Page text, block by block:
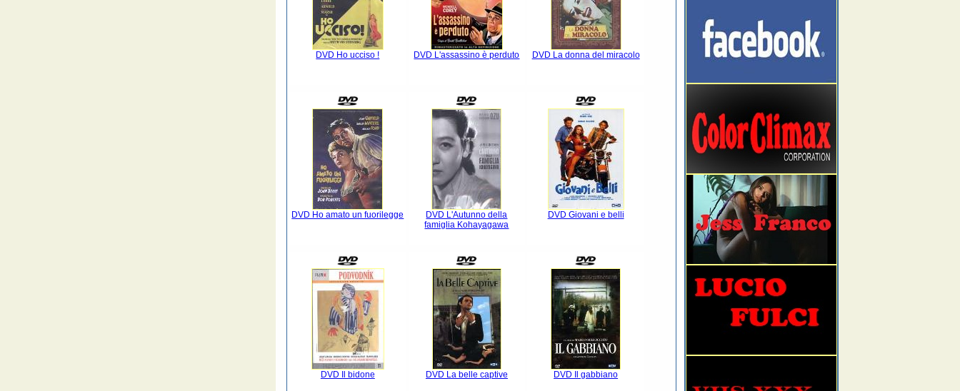
DVD Ho ucciso ! DVD L'assassino è perduto DVD La donna del miracolo
DVD Ho amato un fuorilegge
DVD L'Autunno della
famiglia Kohayagawa
DVD Giovani e belli
DVD Il bidone DVD La belle captive DVD Il gabbiano